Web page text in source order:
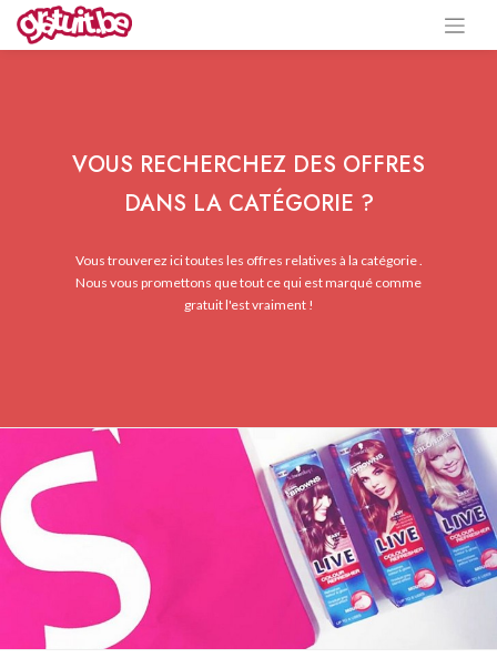
VOUS RECHERCHEZ DES OFFRES
DANS LA CATÉGORIE ?
Vous trouverez ici toutes les offres relatives à la catégorie .
Nous vous promettons que tout ce qui est marqué comme
gratuit l'est vraiment !